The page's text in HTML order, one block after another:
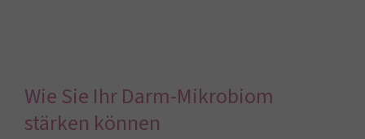
Wie Sie Ihr Darm-Mikrobiom
stärken können